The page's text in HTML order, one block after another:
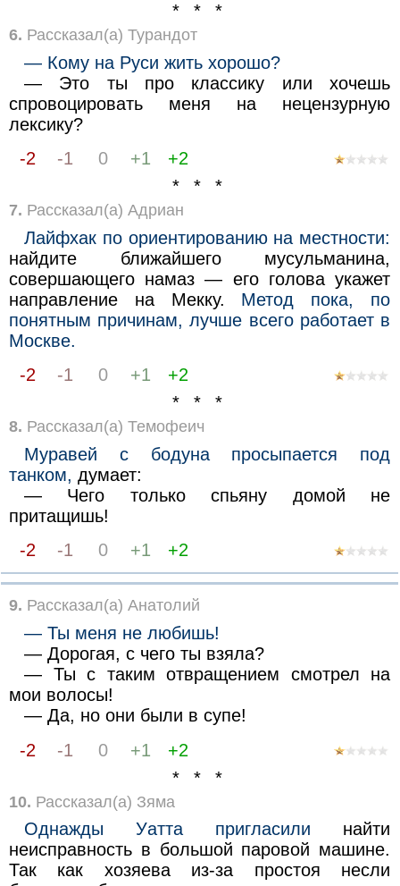
* * *
6. Рассказал(а) Турандот
— Кому на Руси жить хорошо?
— Это ты про классику или хочешь
спровоцировать меня на нецензурную
лексику?
-2
-1 0 +1
+2
* * *
7. Рассказал(а) Адриан
Лайфхак по ориентированию на местности:
найдите ближайшего мусульманина,
совершающего намаз — его голова укажет
направление на Мекку. Метод пока, по
понятным причинам, лучше всего работает в
Москве.
-2
-1 0 +1
+2
* * *
8. Рассказал(а) Темофеич
Муравей с бодуна просыпается под
танком, думает:
— Чего только спьяну домой не
притащишь!
-2
-1 0 +1 +2
9. Рассказал(а) Анатолий
— Ты меня не любишь!
— Дорогая, с чего ты взяла?
— Ты с таким отвращением смотрел на
мои волосы!
— Да, но они были в супе!
-2
-1 0 +1
+2
* * *
10. Рассказал(а) Зяма
Однажды Уатта пригласили найти
неисправность в большой паровой машине.
Так как хозяева из-за простоя несли